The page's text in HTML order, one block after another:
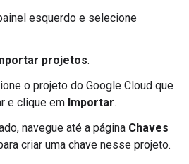
esquerdo e selecione
projetos.
o projeto do Google Cloud que
e clique em Importar.
navegue até a página Chaves
criar uma chave nesse projeto.